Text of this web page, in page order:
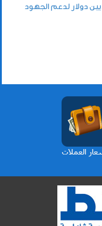
للتنمية» يوقع اتفاقيتي منحة بـ5 ملايين دولار لدعم الجهود